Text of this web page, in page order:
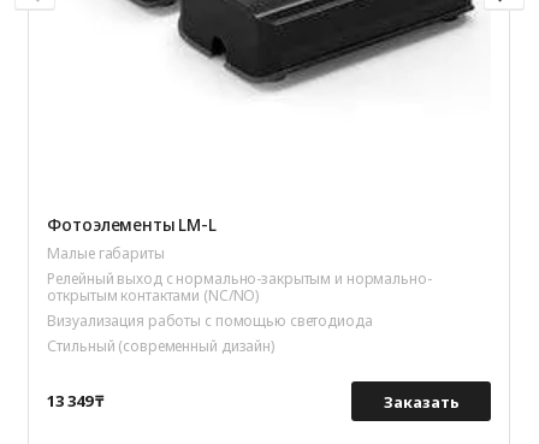
Фотоэлементы LM-L
Малые габариты
Релейный выход с нормально-закрытым и нормально-
открытым контактами (NC/NO)
Визуализация работы с помощью светодиода
Стильный (современный дизайн)
13 349 ₸ Заказать